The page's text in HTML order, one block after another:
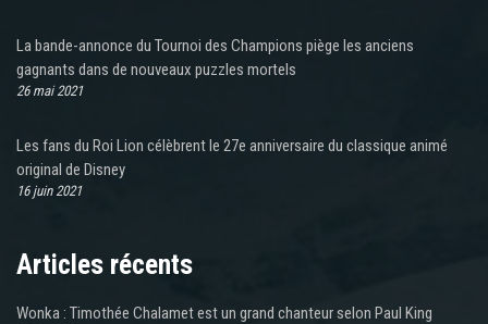
La bande-annonce du Tournoi des Champions piège les anciens
gagnants dans de nouveaux puzzles mortels
26 mai 2021
Les fans du Roi Lion célèbrent le 27e anniversaire du classique animé
original de Disney
16 juin 2021
Articles récents
Wonka : Timothée Chalamet est un grand chanteur selon Paul King